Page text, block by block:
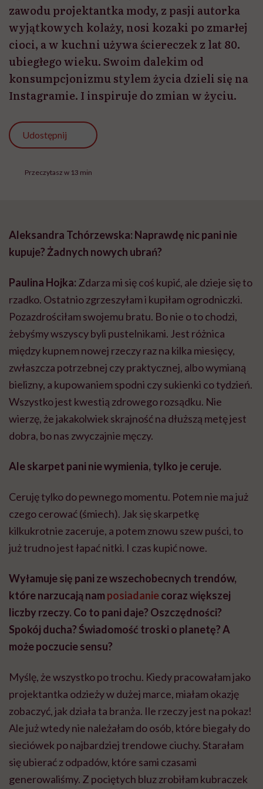
zawodu projektantka mody, z pasji autorka
wyjątkowych kolaży, nosi kozaki po zmarłej
cioci, a w kuchni używa ściereczek z lat 80.
ubiegłego wieku. Swoim dalekim od
konsumpcjonizmu stylem życia dzieli się na
Instagramie. I inspiruje do zmian w życiu.
Udostępnij
Przeczytasz w 13 min
Aleksandra Tchórzewska: Naprawdę nic pani nie
kupuje? Żadnych nowych ubrań?
Paulina Hojka: Zdarza mi się coś kupić, ale dzieje się to
rzadko. Ostatnio zgrzeszyłam i kupiłam ogrodniczki.
Pozazdrościłam swojemu bratu. Bo nie o to chodzi,
żebyśmy wszyscy byli pustelnikami. Jest różnica
między kupnem nowej rzeczy raz na kilka miesięcy,
zwłaszcza potrzebnej czy praktycznej, albo wymianą
bielizny, a kupowaniem spodni czy sukienki co tydzień.
Wszystko jest kwestią zdrowego rozsądku. Nie
wierzę, że jakakolwiek skrajność na dłuższą metę jest
dobra, bo nas zwyczajnie męczy.
Ale skarpet pani nie wymienia, tylko je ceruje.
Ceruję tylko do pewnego momentu. Potem nie ma już
czego cerować (śmiech). Jak się skarpetkę
kilkukrotnie zaceruje, a potem znowu szew puści, to
już trudno jest łapać nitki. I czas kupić nowe.
Wyłamuje się pani ze wszechobecnych trendów,
które narzucają nam posiadaniecoraz większej
liczby rzeczy. Co to pani daje? Oszczędności?
Spokój ducha? Świadomość troski o planetę? A
może poczucie sensu?
Myślę, że wszystko po trochu. Kiedy pracowałam jako
projektantka odzieży w dużej marce, miałam okazję
zobaczyć, jak działa ta branża. Ile rzeczy jest na pokaz!
Ale już wtedy nie należałam do osób, które biegały do
sieciówek po najbardziej trendowe ciuchy. Starałam
się ubierać z odpadów, które sami czasami
generowaliśmy. Z pociętych bluz zrobiłam kubraczek